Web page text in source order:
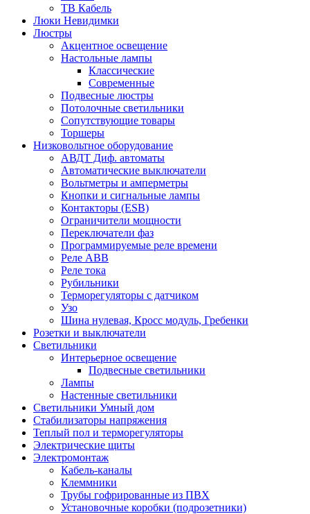
ТВ Кабель
Люки Невидимки
Люстры
Акцентное освещение
Настольные лампы
Классические
Современные
Подвесные люстры
Потолочные светильники
Сопутствующие товары
Торшеры
Низковольтное оборудование
АВДT Диф. автоматы
Автоматические выключатели
Вольтметры и амперметры
Кнопки и сигнальные лампы
Контакторы (ESB)
Ограничители мощности
Переключатели фаз
Программируемые реле времени
Реле ABB
Реле тока
Рубильники
Терморегуляторы с датчиком
Узо
Шина нулевая, Кросс модуль, Гребенки
Розетки и выключатели
Светильники
Интерьерное освещение
Подвесные светильники
Лампы
Настенные светильники
Светильники Умный дом
Стабилизаторы напряжения
Теплый пол и терморегуляторы
Электрические щиты
Электромонтаж
Кабель-каналы
Клеммники
Трубы гофрированные из ПВХ
Установочные коробки (подрозетники)